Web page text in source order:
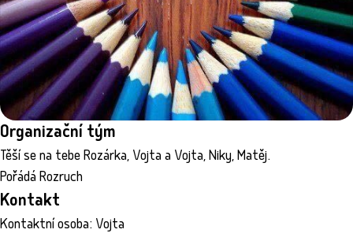
Organizační tým
Těší se na tebe Rozárka, Vojta a Vojta, Niky, Matěj.
Pořádá Rozruch
Kontakt
Kontaktní osoba: Vojta